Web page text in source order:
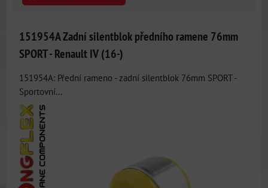
151954A Zadní silentblok předního ramene 76mm
SPORT - Renault IV (16-)
151954A: Přední rameno - zadní silentblok 76mm SPORT -
Sportovní...